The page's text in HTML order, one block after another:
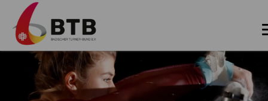
Zum Hauptinhalt springen